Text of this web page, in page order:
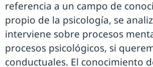
referencia a un campo de
propio de la psicología, se
interviene sobre procesos
procesos psicológicos, si
conductuales. El conocimiento